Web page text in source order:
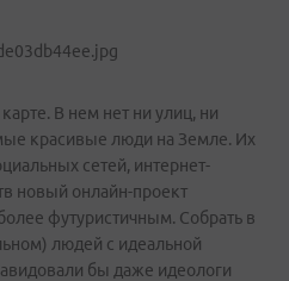
В нем нет ни улиц, ни
красивые люди на Земле. Их
сетей, интернет-
новый онлайн-проект
футуристичным. Собрать в
людей с идеальной
бы даже идеологи